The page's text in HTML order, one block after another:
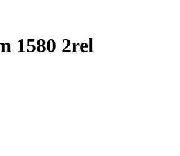
1580 2rel